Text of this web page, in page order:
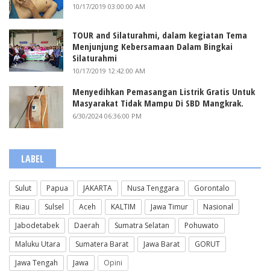
10/17/2019 03:00:00 AM
TOUR and Silaturahmi, dalam kegiatan Tema
Menjunjung Kebersamaan Dalam Bingkai
Silaturahmi
10/17/2019 12:42:00 AM
Menyedihkan Pemasangan Listrik Gratis Untuk
Masyarakat Tidak Mampu Di SBD Mangkrak.
6/30/2024 06:36:00 PM
LABEL
Sulut Papua JAKARTA Nusa Tenggara
Gorontalo
Riau
Sulsel Aceh KALTIM Jawa Timur
Nasional
Jabodetabek
Daerah Sumatra Selatan
Pohuwato
Maluku Utara
Sumatera Barat Jawa Barat
GORUT
Jawa Tengah
Jawa Opini